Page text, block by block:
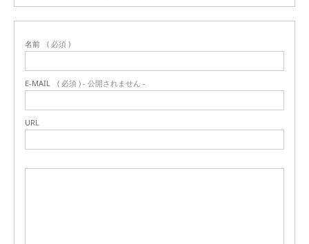
名前 ( 必須 )
E-MAIL ( 必須 ) - 公開されません -
URL